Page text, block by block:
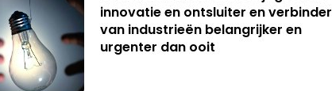
innovatie en ontsluiter en verbinder
van industrieën belangrijker en
urgenter dan ooit